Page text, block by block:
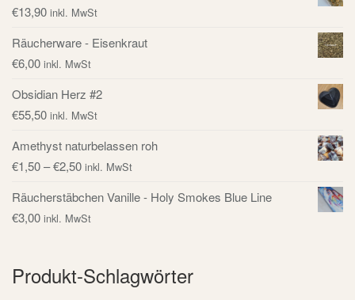
€13,90 inkl. MwSt
Räucherware - Eisenkraut
€6,00 inkl. MwSt
Obsidian Herz #2
€55,50 inkl. MwSt
Amethyst naturbelassen roh
€1,50–€2,50 inkl. MwSt
Räucherstäbchen Vanille - Holy Smokes Blue Line
€3,00 inkl. MwSt
Produkt-Schlagwörter